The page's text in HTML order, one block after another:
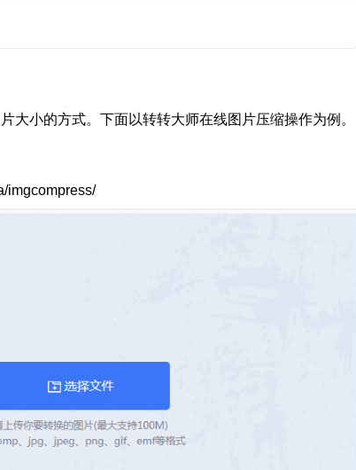
大小的方式。下面以转转大师在线图片压缩操作为例。
imgcompress/